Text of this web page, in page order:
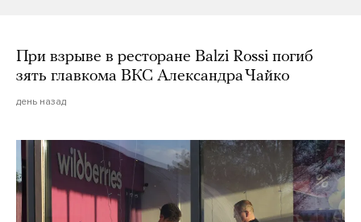
При взрыве в ресторане Balzi Rossi погиб
зять главкома ВКС Александра Чайко
день назад